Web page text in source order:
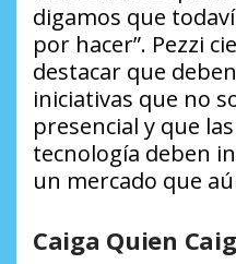
digamos que
por hacer”. Pezzi
destacar que
iniciativas que no
presencial y que
tecnología deben
un mercado que
Caiga Quien